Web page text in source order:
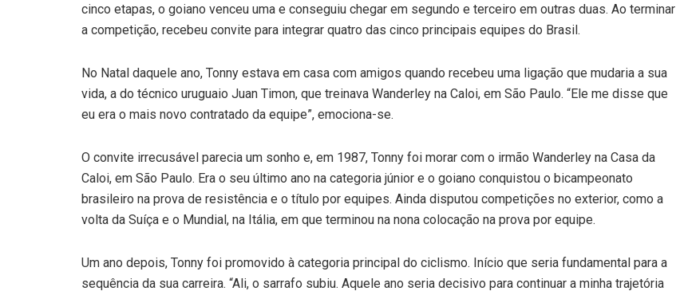
cinco etapas, o goiano venceu uma e conseguiu chegar em segundo e terceiro em outras duas. Ao terminar
a competição, recebeu convite para integrar quatro das cinco principais equipes do Brasil.
No Natal daquele ano, Tonny estava em casa com amigos quando recebeu uma ligação que mudaria a sua
vida, a do técnico uruguaio Juan Timon, que treinava Wanderley na Caloi, em São Paulo. “Ele me disse que
eu era o mais novo contratado da equipe”, emociona-se.
O convite irrecusável parecia um sonho e, em 1987, Tonny foi morar com o irmão Wanderley na Casa da
Caloi, em São Paulo. Era o seu último ano na categoria júnior e o goiano conquistou o bicampeonato
brasileiro na prova de resistência e o título por equipes. Ainda disputou competições no exterior, como a
volta da Suíça e o Mundial, na Itália, em que terminou na nona colocação na prova por equipe.
Um ano depois, Tonny foi promovido à categoria principal do ciclismo. Início que seria fundamental para a
sequência da sua carreira. “Ali, o sarrafo subiu. Aquele ano seria decisivo para continuar a minha trajetória